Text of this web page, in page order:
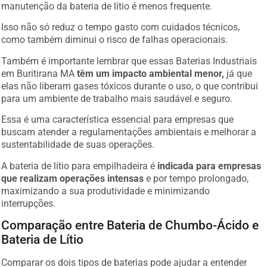
manutenção da bateria de lítio é menos frequente.
Isso não só reduz o tempo gasto com cuidados técnicos,
como também diminui o risco de falhas operacionais.
Também é importante lembrar que essas Baterias Industriais
em Buritirana MAtêm um impacto ambiental menor, já que
elas não liberam gases tóxicos durante o uso, o que contribui
para um ambiente de trabalho mais saudável e seguro.
Essa é uma característica essencial para empresas que
buscam atender a regulamentações ambientais e melhorar a
sustentabilidade de suas operações.
A bateria de lítio para empilhadeira é indicada para empresas
que realizam operações intensas e por tempo prolongado,
maximizando a sua produtividade e minimizando
interrupções.
Comparação entre Bateria de Chumbo-Ácido e
Bateria de Lítio
Comparar os dois tipos de baterias pode ajudar a entender